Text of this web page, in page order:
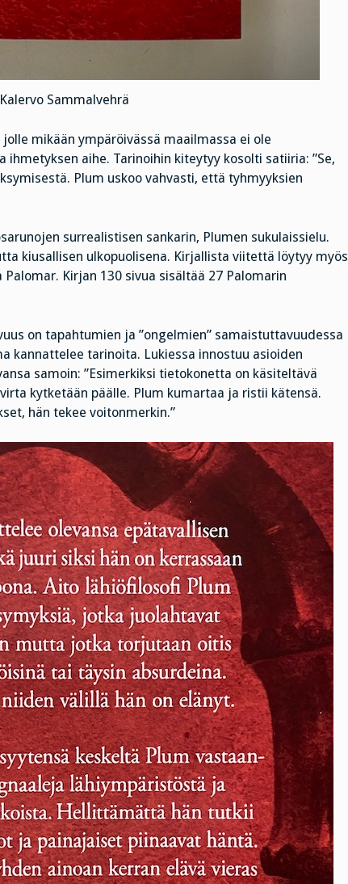
Sammalvehrä
mikään ympäröivässä maailmassa ei ole
aihe. Tarinoihin kiteytyy kosolti satiiria: ”Se,
Plum uskoo vahvasti, että tyhmyyksien
surrealistisen sankarin, Plumen sukulaissielu.
kiusallisen ulkopuolisena. Kirjallista viitettä löytyy myös
Kirjan 130 sivua sisältää 27 Palomarin
on tapahtumien ja ”ongelmien” samaistuttavuudessa
kannattelee tarinoita. Lukiessa innostuu asioiden
samoin: ”Esimerkiksi tietokonetta on käsiteltävä
kytketään päälle. Plum kumartaa ja ristii kätensä.
hän tekee voitonmerkin.”